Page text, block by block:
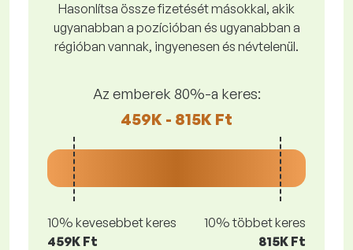
Hasonlítsa össze fizetését másokkal, akik
ugyanabban a pozícióban és ugyanabban a
régióban vannak, ingyenesen és névtelenül.
Az emberek 80%-a keres:
459K - 815K Ft
10% kevesebbet keres
459K Ft
10% többet keres
815K Ft